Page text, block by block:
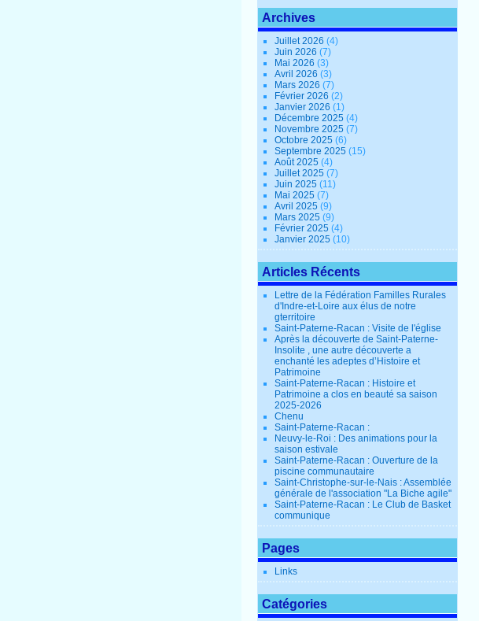
Archives
Juillet 2026(4)
Juin 2026(7)
Mai 2026(3)
Avril 2026(3)
Mars 2026(7)
Février 2026(2)
Janvier 2026(1)
Décembre 2025(4)
Novembre 2025(7)
Octobre 2025(6)
Septembre 2025(15)
Août 2025(4)
Juillet 2025(7)
Juin 2025(11)
Mai 2025(7)
Avril 2025(9)
Mars 2025(9)
Février 2025(4)
Janvier 2025(10)
Articles Récents
Lettre de la Fédération Familles Rurales
d'Indre-et-Loire aux élus de notre
gterritoire
Saint-Paterne-Racan : Visite de l'église
Après la découverte de Saint-Paterne-
Insolite , une autre découverte a
enchanté les adeptes d’Histoire et
Patrimoine
Saint-Paterne-Racan : Histoire et
Patrimoine a clos en beauté sa saison
2025-2026
Chenu
Saint-Paterne-Racan :
Neuvy-le-Roi : Des animations pour la
saison estivale
Saint-Paterne-Racan : Ouverture de la
piscine communautaire
Saint-Christophe-sur-le-Nais : Assemblée
générale de l'association "La Biche agile"
Saint-Paterne-Racan : Le Club de Basket
communique
Pages
Links
Catégories